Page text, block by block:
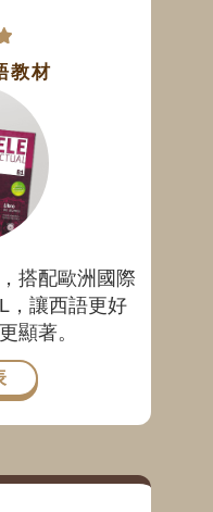
教材
搭配歐洲國際
，讓西語更好
顯著。